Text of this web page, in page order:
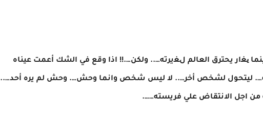
ﯾﻐار يحترق العالم لﻐيرته….. ولكن….!! اذا وقع في الشك أعمت عيناه
ليتحول لشخص أخر….. لا ليس شخص وانما وحش…. وحش لم يره أحد…..
اجل الانتقاض علي فريسته…….